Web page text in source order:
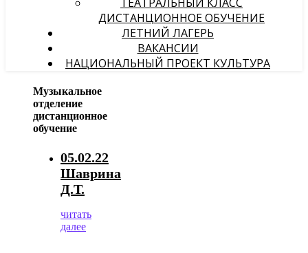
ДИСТАНЦИОННОЕ ОБУЧЕНИЕ
ЛЕТНИЙ ЛАГЕРЬ
ВАКАНСИИ
НАЦИОНАЛЬНЫЙ ПРОЕКТ КУЛЬТУРА
Музыкальное
отделение
дистанционное
обучение
05.02.22
Шаврина
Д.Т.
читать
далее